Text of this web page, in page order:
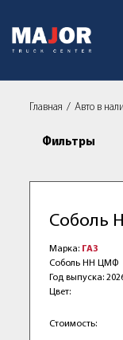
Главная Авто в
Фильтры
Coболь
Марка: ГАЗ
Coболь HН ЦМФ
Год выпуска:
Цвет:
Стоимость: